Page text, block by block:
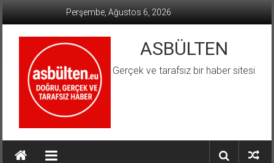
Perşembe, Ağustos 6, 2026
ASBÜLTEN
Gerçek ve tarafsız bir haber sitesi